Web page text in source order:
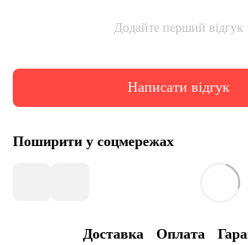
Додайте перший відгук
Написати відгук
Поширити у соцмережах
Доставка Оплата